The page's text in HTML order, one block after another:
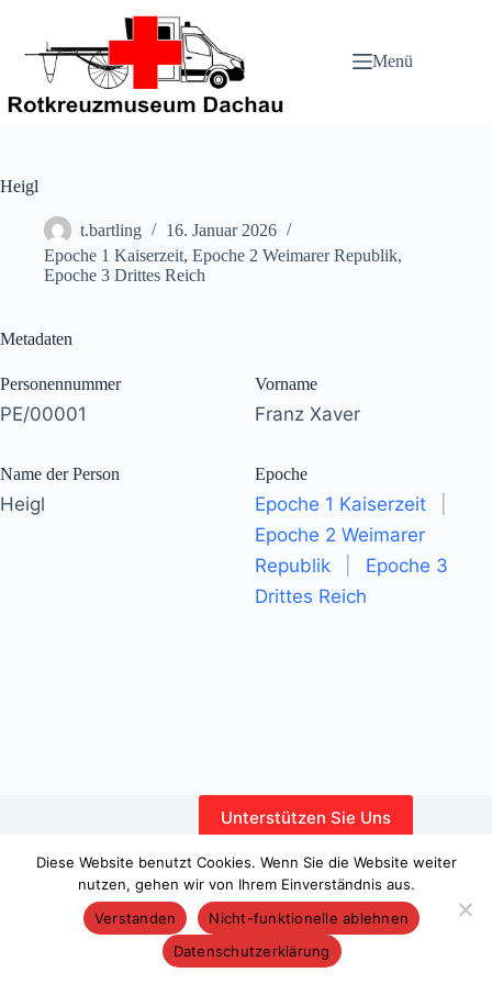
springen
Menü
Heigl
t.bartling
16. Januar 2026
Epoche 1 Kaiserzeit, Epoche 2 Weimarer Republik,
Epoche 3 Drittes Reich
Metadaten
Personennummer
PE/00001
Name der Person
Heigl
Vorname
Franz Xaver
Epoche
Epoche 1 Kaiserzeit
Epoche 2 Weimarer
Republik
Epoche 3
Drittes Reich
Unterstützen Sie Uns
Copyright © 2026 – WordPress-Theme von
Diese Website benutzt Cookies. Wenn Sie die Website weiter
nutzen, gehen wir von Ihrem Einverständnis aus.
Verstanden
Nicht-funktionelle ablehnen
Datenschutzerklärung